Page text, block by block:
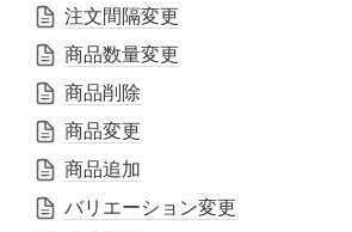
注文間隔変更
商品数量変更
商品削除
商品変更
商品追加
バリエーション変更